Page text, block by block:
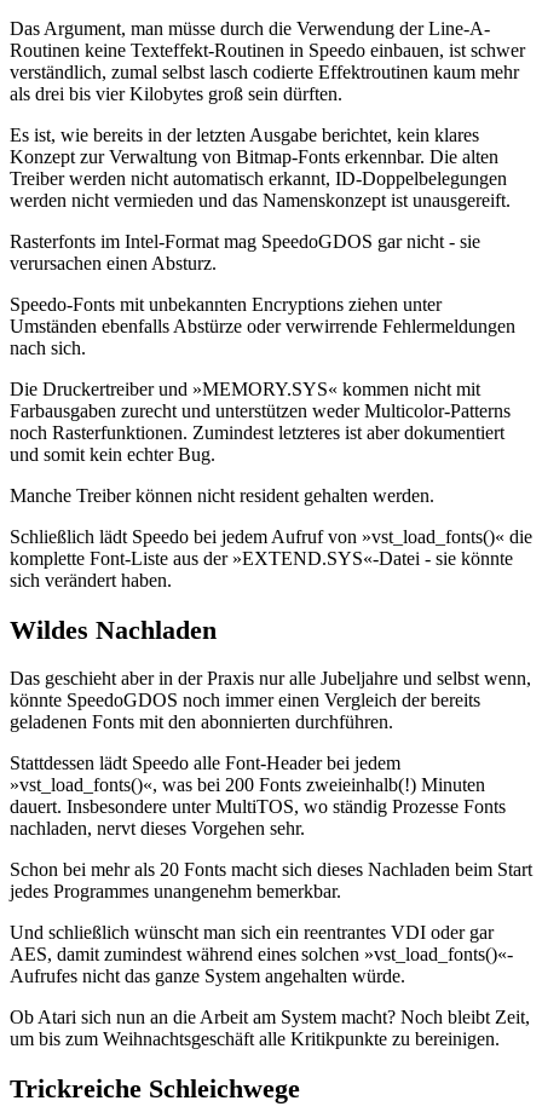
Das Argument, man müsse durch die Verwendung der Line-A-
Routinen keine Texteffekt-Routinen in Speedo einbauen, ist schwer
verständlich, zumal selbst lasch codierte Effektroutinen kaum mehr
als drei bis vier Kilobytes groß sein dürften.
Es ist, wie bereits in der letzten Ausgabe berichtet, kein klares
Konzept zur Verwaltung von Bitmap-Fonts erkennbar. Die alten
Treiber werden nicht automatisch erkannt, ID-Doppelbelegungen
werden nicht vermieden und das Namenskonzept ist unausgereift.
Rasterfonts im Intel-Format mag SpeedoGDOS gar nicht - sie
verursachen einen Absturz.
Speedo-Fonts mit unbekannten Encryptions ziehen unter
Umständen ebenfalls Abstürze oder verwirrende Fehlermeldungen
nach sich.
Die Druckertreiber und »MEMORY.SYS« kommen nicht mit
Farbausgaben zurecht und unterstützen weder Multicolor-Patterns
noch Rasterfunktionen. Zumindest letzteres ist aber dokumentiert
und somit kein echter Bug.
Manche Treiber können nicht resident gehalten werden.
Schließlich lädt Speedo bei jedem Aufruf von »vst_load_fonts()« die
komplette Font-Liste aus der »EXTEND.SYS«-Datei - sie könnte
sich verändert haben.
Wildes Nachladen
Das geschieht aber in der Praxis nur alle Jubeljahre und selbst wenn,
könnte SpeedoGDOS noch immer einen Vergleich der bereits
geladenen Fonts mit den abonnierten durchführen.
Stattdessen lädt Speedo alle Font-Header bei jedem
»vst_load_fonts()«, was bei 200 Fonts zweieinhalb(!) Minuten
dauert. Insbesondere unter MultiTOS, wo ständig Prozesse Fonts
nachladen, nervt dieses Vorgehen sehr.
Schon bei mehr als 20 Fonts macht sich dieses Nachladen beim Start
jedes Programmes unangenehm bemerkbar.
Und schließlich wünscht man sich ein reentrantes VDI oder gar
AES, damit zumindest während eines solchen »vst_load_fonts()«-
Aufrufes nicht das ganze System angehalten würde.
Ob Atari sich nun an die Arbeit am System macht? Noch bleibt Zeit,
um bis zum Weihnachtsgeschäft alle Kritikpunkte zu bereinigen.
Trickreiche Schleichwege